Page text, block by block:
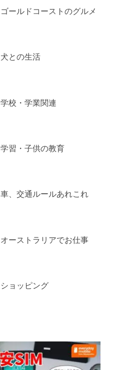
ゴールドコーストのグルメ
犬との生活
学校・学業関連
学習・子供の教育
車、交通ルールあれこれ
オーストラリアでお仕事
ショッピング